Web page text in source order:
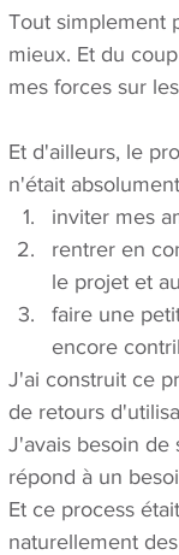
Tout simplement
mieux. Et du
mes forces sur
Et d'ailleurs, le
n'était
inviter mes
rentrer en
le projet et
faire une
encore
J'ai construit ce
de retours
J'avais besoin de
répond à un
Et ce process
naturellement